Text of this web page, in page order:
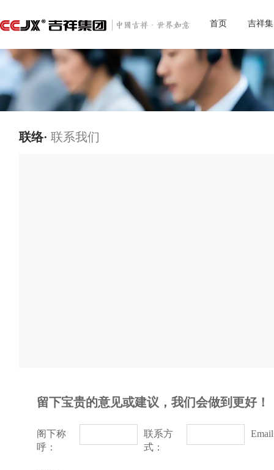
首页 吉祥
联络· 联系我们
留下宝贵的意见或建议，我们会做到更好！
阁下称
呼：
联系方
式：